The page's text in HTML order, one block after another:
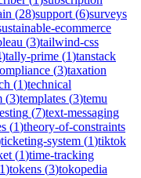
(28)support (6)surveys
ecommerce
(3)tailwind-css
)tally-prime (1)tanstack
(3)taxation
(1)technical
(3)templates (3)temu
(7)text-messaging
(1)theory-of-constraints
ticketing-system (1)tiktok
(1)time-tracking
1)tokens (3)tokopedia